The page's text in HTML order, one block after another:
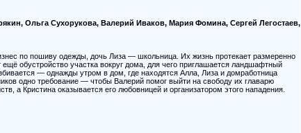
Ольга Сухорукова, Валерий Иваков, Мария Фомина, Сергей Легостаев,
по пошиву одежды, дочь Лиза — школьница. Их жизнь протекает размеренно
обустройство участка вокруг дома, для чего приглашается ландшафтный
— однажды утром в дом, где находятся Алла, Лиза и домработница
одно требование — чтобы Валерий помог выйти на свободу их главарю
а Кристина оказывается его любовницей и организатором этого нападения.